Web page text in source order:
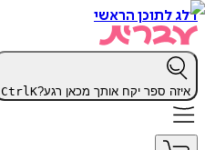
דלג לתוכן הראשי
איזה ספר יקח אותך מכאן רגע? CtrlK